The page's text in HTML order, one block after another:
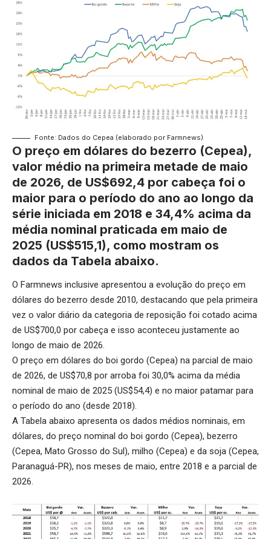
Fonte: Dados do Cepea (elaborado por Farmnews)
O preço em dólares do bezerro (Cepea),
valor médio na primeira metade de maio
de 2026, de US$692,4 por cabeça foi o
maior para o período do ano ao longo da
série iniciada em 2018 e 34,4% acima da
média nominal praticada em maio de
2025 (US$515,1), como mostram os
dados da Tabela abaixo.
O Farmnews inclusive apresentou a evolução do preço em
dólares do bezerro desde 2010, destacando que pela primeira
vez o valor diário da categoria de reposição foi cotado acima
de US$700,0 por cabeça e isso aconteceu justamente ao
longo de maio de 2026.
O preço em dólares do boi gordo (Cepea) na parcial de maio
de 2026, de US$70,8 por arroba foi 30,0% acima da média
nominal de maio de 2025 (US$54,4) e no maior patamar para
o período do ano (desde 2018).
A Tabela abaixo apresenta os dados médios nominais, em
dólares, do preço nominal do boi gordo (Cepea), bezerro
(Cepea, Mato Grosso do Sul), milho (Cepea) e da soja (Cepea,
Paranaguá-PR), nos meses de maio, entre 2018 e a parcial de
2026.